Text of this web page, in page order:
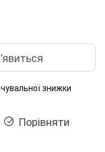
знижки
Порівняти